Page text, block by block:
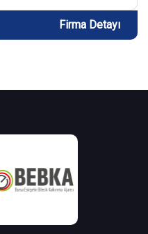
Firma Detayı